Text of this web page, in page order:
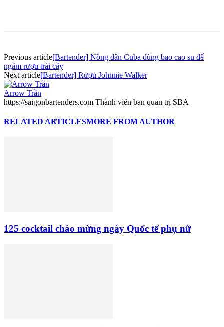
Previous article[Bartender] Nông dân Cuba dùng bao cao su để
ngâm rượu trái cây
Next article[Bartender] Rượu Johnnie Walker
Arrow Trần
https://saigonbartenders.com Thành viên ban quản trị SBA
RELATED ARTICLESMORE FROM AUTHOR
125 cocktail chào mừng ngày Quốc tế phụ nữ